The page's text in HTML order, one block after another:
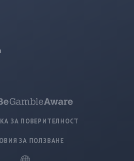
ЗА ПОВЕРИТЕЛНОСТ
ЗА ПОЛЗВАНЕ